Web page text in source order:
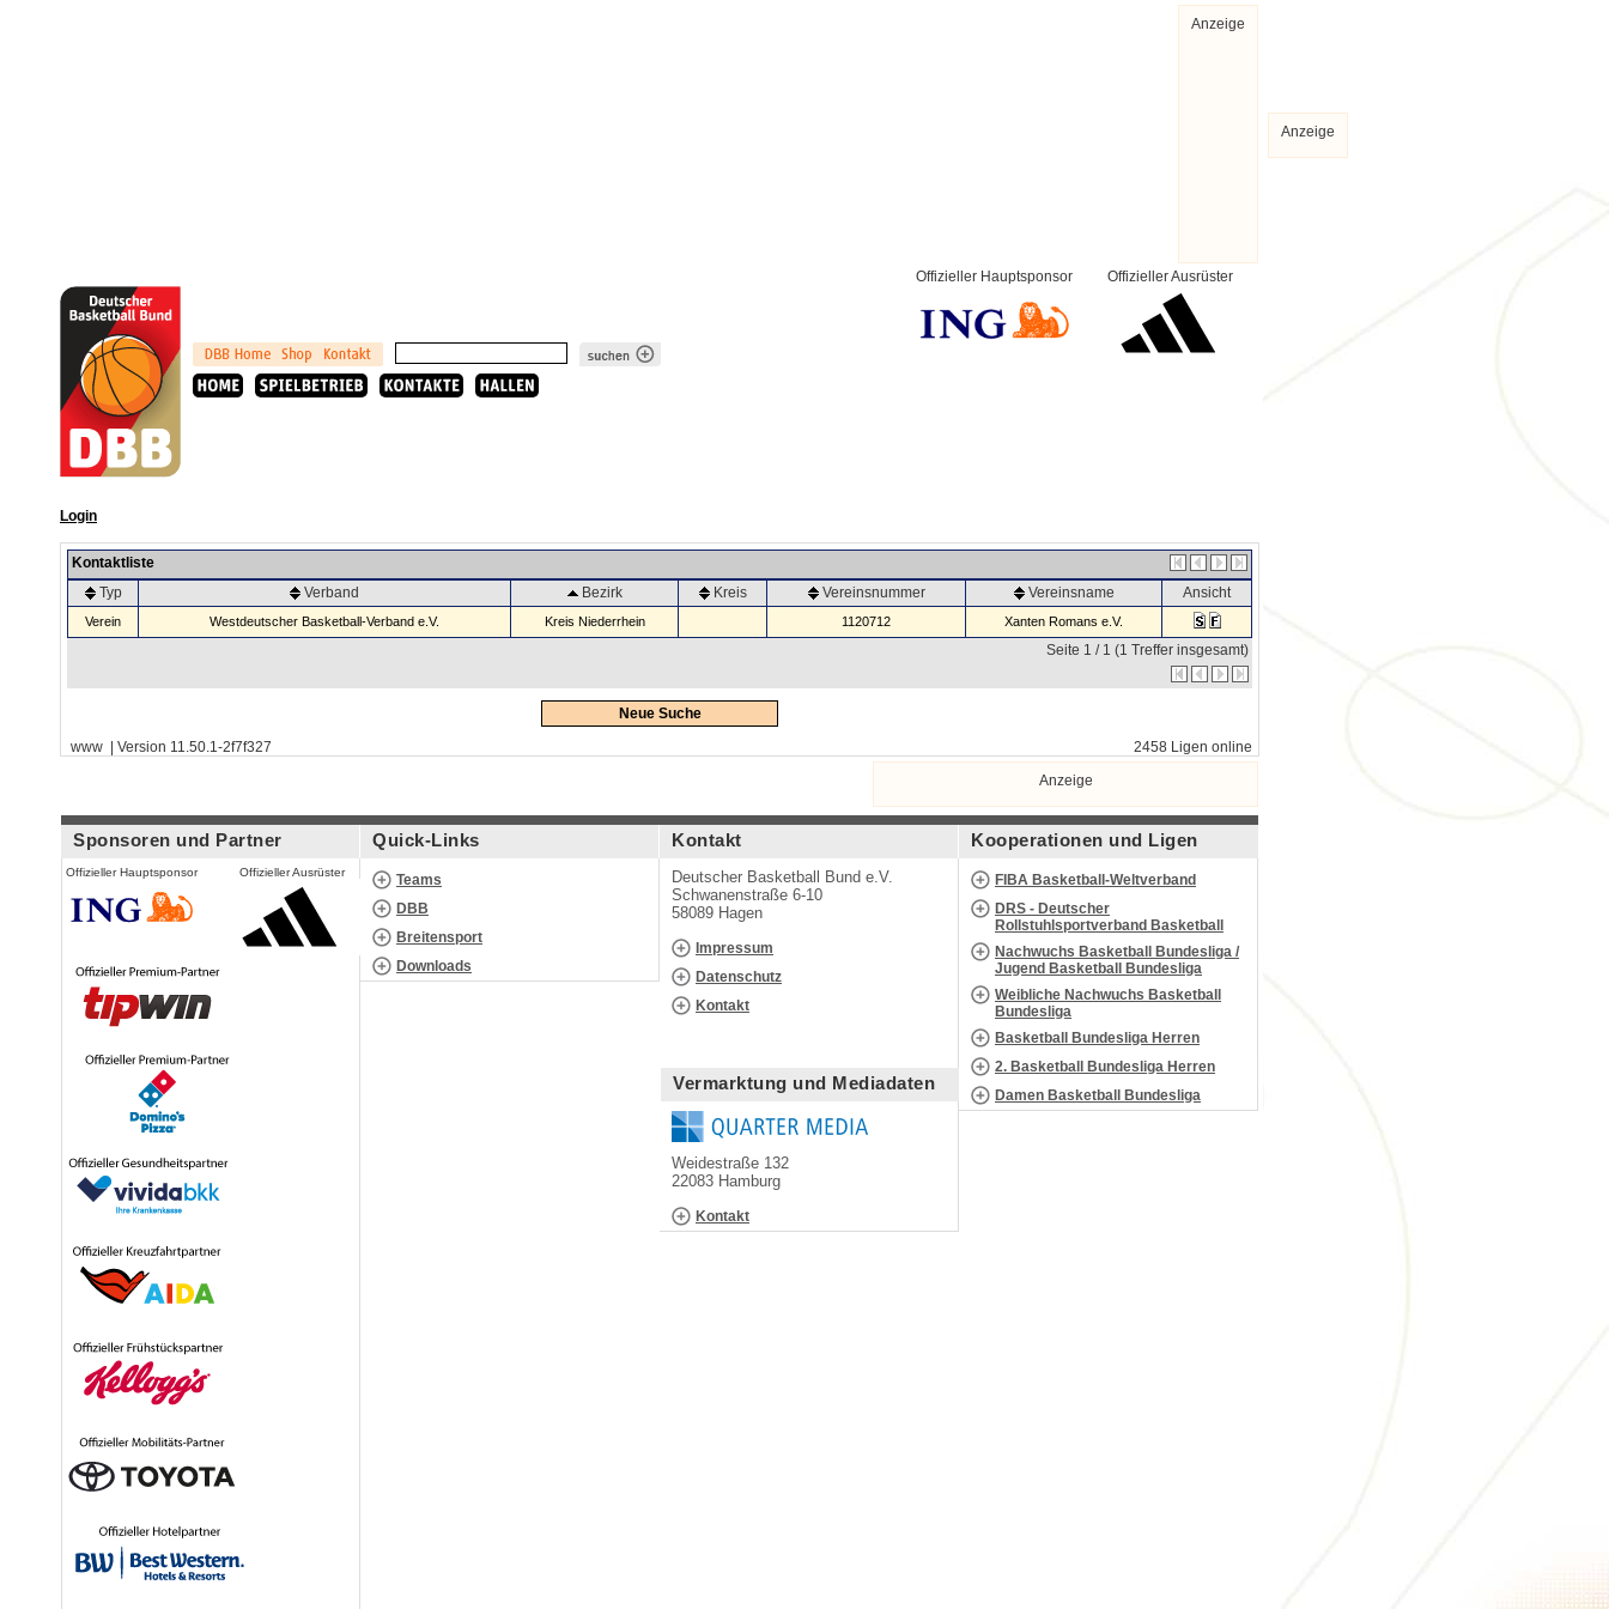
Anzeige
Offizieller Ausrüster
Offizieller Hauptsponsor
Login
Kontaktliste
Typ
Verband Bezirk Kreis Vereinsnummer Vereinsname Ansicht
Verein Westdeutscher Basketball-Verband e.V. Kreis Niederrhein 1120712 Xanten Romans e.V.
Seite 1 / 1 (1 Treffer insgesamt)
Neue Suche
www | Version 11.50.1-2f7f327
2458 Ligen online
Anzeige
Sponsoren und Partner
Offizieller Hauptsponsor Offizieller Ausrüster
Quick-Links
Teams
DBB
Breitensport
Downloads
Kontakt
Deutscher Basketball Bund e.V.
Schwanenstraße 6-10
58089 Hagen
Impressum
Datenschutz
Kontakt
Vermarktung und Mediadaten
Weidestraße 132
22083 Hamburg
Kontakt
Kooperationen und Ligen
FIBA Basketball-Weltverband
DRS - Deutscher
Rollstuhlsportverband Basketball
Nachwuchs Basketball Bundesliga /
Jugend Basketball Bundesliga
Weibliche Nachwuchs Basketball
Bundesliga
Basketball Bundesliga Herren
2. Basketball Bundesliga Herren
Damen Basketball Bundesliga
Anzeige